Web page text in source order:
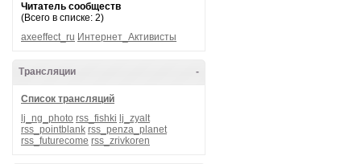
Читатель сообществ
(Всего в списке: 2)
axeeffect_ru Интернет_Активисты
-
Трансляции
Список трансляций
lj_ng_photo rss_fishki lj_zyalt
rss_pointblank rss_penza_planet
rss_futurecome rss_zrivkoren